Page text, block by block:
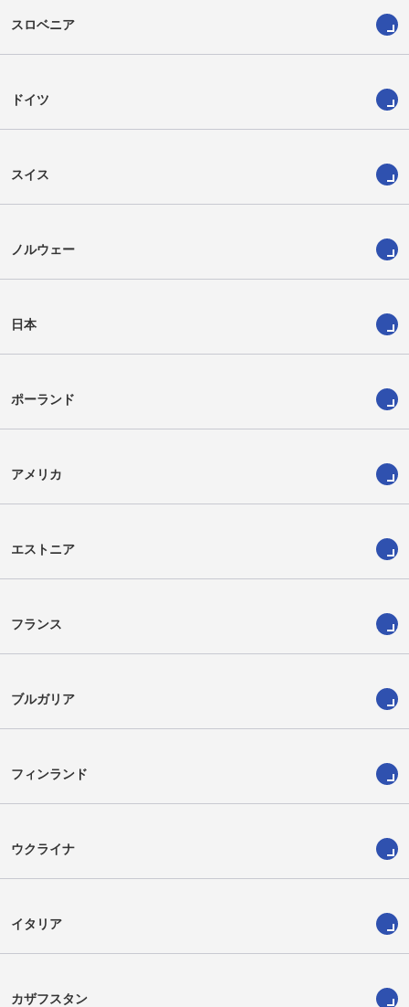
スロベニア
ドイツ
スイス
ノルウェー
日本
ポーランド
アメリカ
エストニア
フランス
ブルガリア
フィンランド
ウクライナ
イタリア
カザフスタン